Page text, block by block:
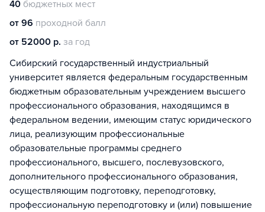
40 бюджетных мест
от 96 проходной балл
от 52000 р. за год
Сибирский государственный индустриальный
университет является федеральным государственным
бюджетным образовательным учреждением высшего
профессионального образования, находящимся в
федеральном ведении, имеющим статус юридического
лица, реализующим профессиональные
образовательные программы среднего
профессионального, высшего, послевузовского,
дополнительного профессионального образования,
осуществляющим подготовку, переподготовку,
профессиональную переподготовку и (или) повышение